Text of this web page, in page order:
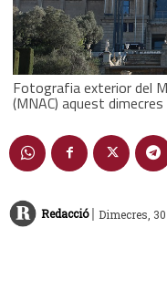
Fotografia exterior del
(MNAC) aquest
Redacció | Dimecres,